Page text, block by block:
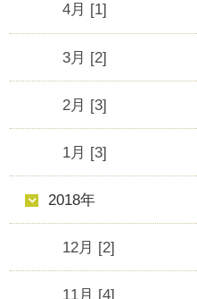
4月 [1]
3月 [2]
2月 [3]
1月 [3]
2018年
12月 [2]
11月 [4]